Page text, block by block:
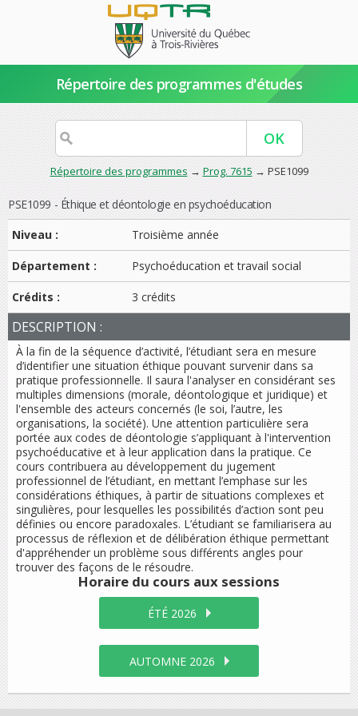
Répertoire des programmes d'études
Répertoire des programmes → Prog. 7615 → PSE1099
PSE1099 - Éthique et déontologie en psychoéducation
Niveau :
Troisième année
Département : Psychoéducation et travail social
Crédits : 3 crédits
DESCRIPTION :
À la fin de la séquence d’activité, l’étudiant sera en mesure
d’identifier une situation éthique pouvant survenir dans sa
pratique professionnelle. Il saura l'analyser en considérant ses
multiples dimensions (morale, déontologique et juridique) et
l'ensemble des acteurs concernés (le soi, l’autre, les
organisations, la société). Une attention particulière sera
portée aux codes de déontologie s’appliquant à l'intervention
psychoéducative et à leur application dans la pratique. Ce
cours contribuera au développement du jugement
professionnel de l’étudiant, en mettant l’emphase sur les
considérations éthiques, à partir de situations complexes et
singulières, pour lesquelles les possibilités d’action sont peu
définies ou encore paradoxales. L’étudiant se familiarisera au
processus de réflexion et de délibération éthique permettant
d'appréhender un problème sous différents angles pour
trouver des façons de le résoudre.
Horaire du cours aux sessions
ÉTÉ 2026
AUTOMNE 2026